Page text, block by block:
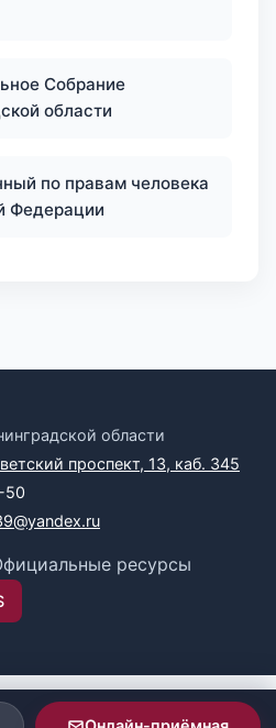
Собрание
области
по правам человека
Федерации
области
проспект, 13, каб. 345
50
ресурсы